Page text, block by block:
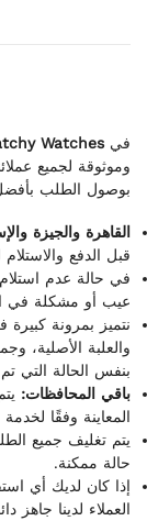
فيWatches
وموثوقة لجميع
بوصول الطلب
القاهرة والجيزة
قبل الدفع
في حالة عدم
عيب أو مشكلة في
نتميز بمرونة
والعلبة الأصلية،
بنفس الحالة التي تم
باقي المحافظات:
المعاينة وفقًا
يتم تغليف جميع
حالة ممكنة.
إذا كان لديك أي
العملاء لدينا جاهز